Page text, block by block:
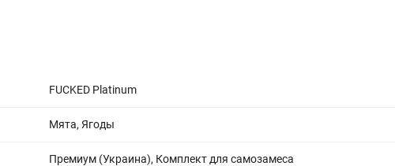
FUCKED Platinum
Мята, Ягоды
Премиум (Украина), Комплект для самозамеса